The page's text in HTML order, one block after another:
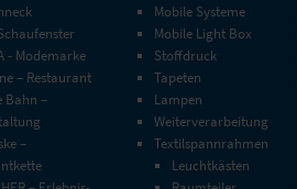
- Modemarke
– Restaurant
Bahn –
–
Mobile Systeme
Mobile Light Box
Stoffdruck
Tapeten
Lampen
Weiterverarbeitung
Textilspannrahmen
Leuchtkästen